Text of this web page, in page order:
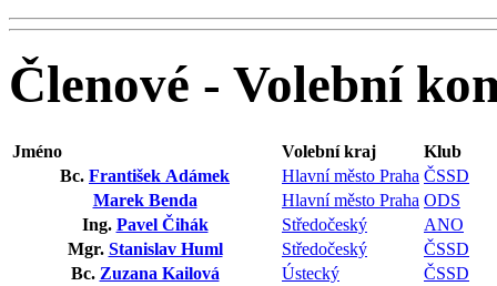
Členové - Volební
Jméno Volební kraj
Klub
Bc. František Adámek Hlavní město Praha ČSSD
Marek Benda
Hlavní město Praha ODS
Ing. Pavel Čihák Středočeský
ANO
Mgr. Stanislav Huml Středočeský
ČSSD
Bc. Zuzana Kailová Ústecký
ČSSD